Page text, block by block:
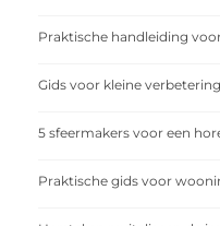
Praktische handleiding
Gids voor kleine
5 sfeermakers voor een
Praktische gids voor